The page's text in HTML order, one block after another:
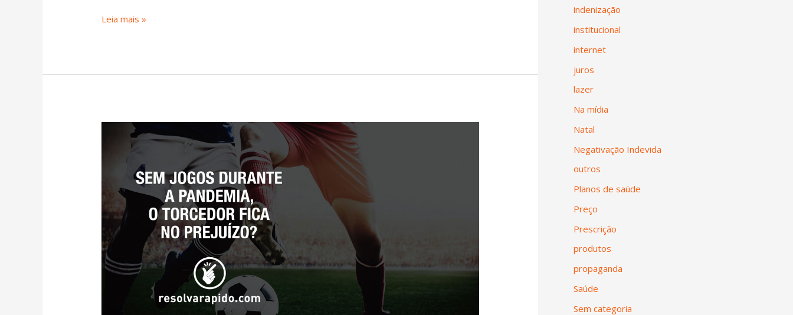
Leia mais »
indenização
institucional
internet
juros
lazer
Na mídia
Natal
Negativação Indevida
outros
Planos de saúde
Preço
Prescrição
produtos
propaganda
Saúde
Sem categoria